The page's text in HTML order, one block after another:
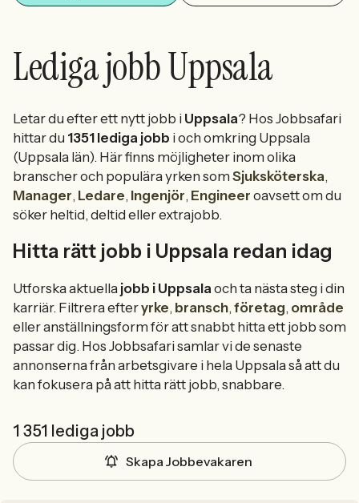
Lediga jobb Uppsala
Letar du efter ett nytt jobb i Uppsala? Hos Jobbsafari
hittar du 1351 lediga jobb i och omkring Uppsala
(Uppsala län). Här finns möjligheter inom olika
branscher och populära yrken som Sjuksköterska,
Manager, Ledare, Ingenjör, Engineer oavsett om du
söker heltid, deltid eller extrajobb.
Hitta rätt jobb i Uppsala redan idag
Utforska aktuella jobb i Uppsalaoch ta nästa steg i din
karriär. Filtrera efteryrke, bransch,företag, område
eller anställningsform för att snabbt hitta ett jobb som
passar dig. Hos Jobbsafari samlar vi de senaste
annonserna från arbetsgivare i hela Uppsala så att du
kan fokusera på att hitta rätt jobb, snabbare.
1 351 lediga jobb
Skapa Jobbevakaren